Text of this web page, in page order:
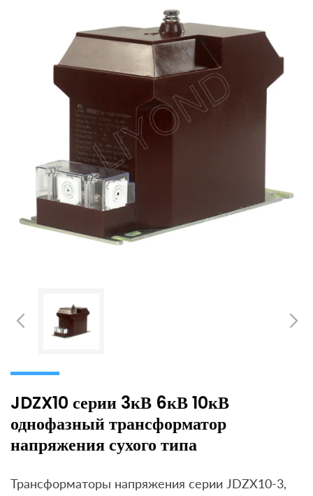
JDZX10 серии 3кВ 6кВ 10кВ
однофазный трансформатор
напряжения сухого типа
Трансформаторы напряжения серии JDZX10-3,